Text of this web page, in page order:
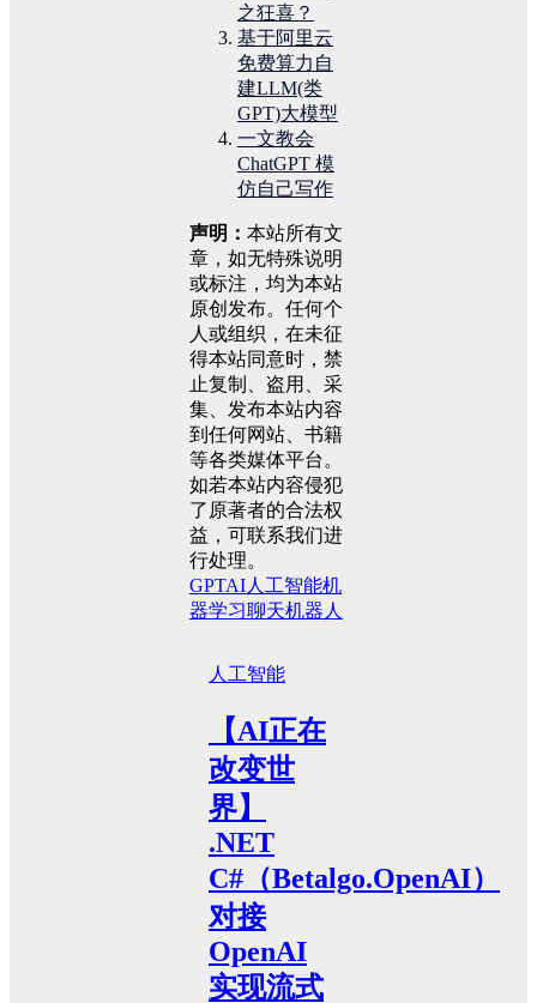
之狂喜？
基于阿里云
免费算力自
建LLM(类
GPT)大模型
一文教会
ChatGPT 模
仿自己写作
声明： 本站所有文
章，如无特殊说明
或标注，均为本站
原创发布。任何个
人或组织，在未征
得本站同意时，禁
止复制、盗用、采
集、发布本站内容
到任何网站、书籍
等各类媒体平台。
如若本站内容侵犯
了原著者的合法权
益，可联系我们进
行处理。
GPTAI人工智能机
器学习聊天机器人
人工智能
【AI正在
改变世
界】
.NET
C#（Betalgo.OpenAI）
对接
OpenAI
实现流式